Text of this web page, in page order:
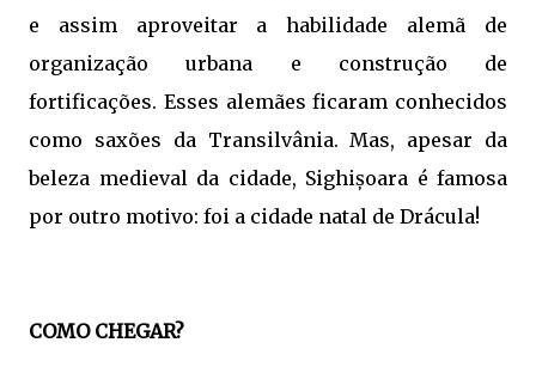
e assim aproveitar a habilidade alemã de
organização urbana e construção de
fortificações. Esses alemães ficaram conhecidos
como saxões da Transilvânia. Mas, apesar da
beleza medieval da cidade, Sighișoara é famosa
por outro motivo: foi a cidade natal de Drácula!
COMO CHEGAR?